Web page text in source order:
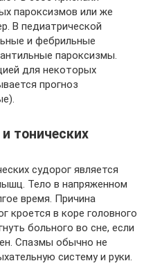
пароксизмов или же
В педиатрической
и фебрильные
пароксизмы.
для некоторых
прогноз
тонических
судорог является
Тело в напряженном
время. Причина
кроется в коре головного
больного во сне, если
Спазмы обычно не
систему и руки.